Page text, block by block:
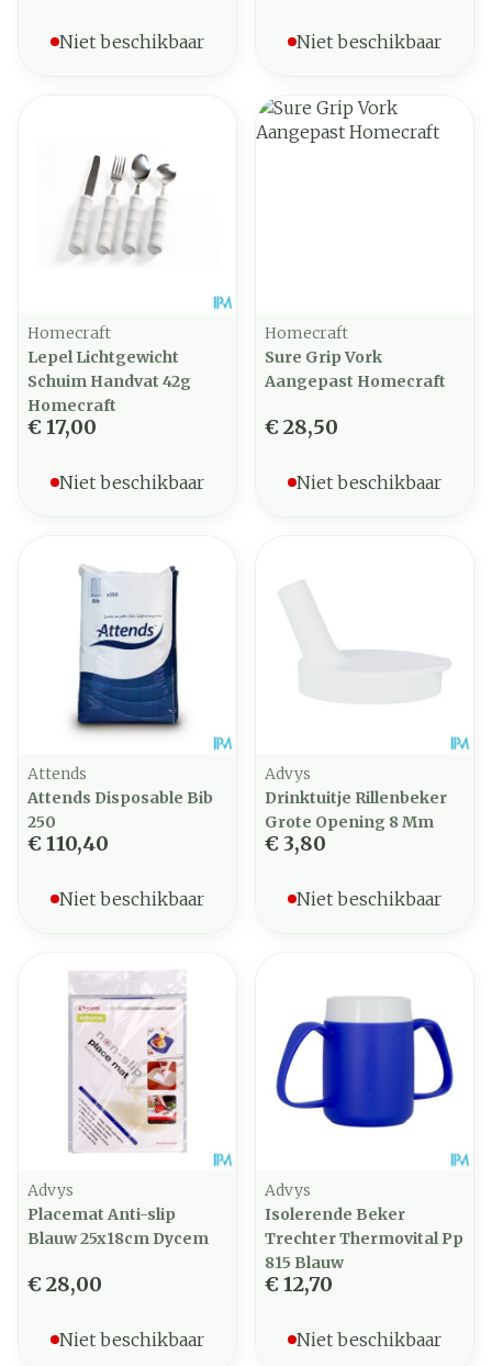
Niet beschikbaar Niet beschikbaar
Homecraft
Lepel Lichtgewicht
Schuim Handvat 42g
Homecraft
€ 17,00
Niet beschikbaar
Homecraft
Sure Grip Vork
Aangepast Homecraft
€ 28,50
Niet beschikbaar
Attends
Attends Disposable Bib
250
€ 110,40
Niet beschikbaar
Advys
Drinktuitje Rillenbeker
Grote Opening 8 Mm
€ 3,80
Niet beschikbaar
Advys
Placemat Anti-slip
Blauw 25x18cm Dycem
€ 28,00
Niet beschikbaar
Advys
Isolerende Beker
Trechter Thermovital Pp
815 Blauw
€ 12,70
Niet beschikbaar